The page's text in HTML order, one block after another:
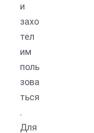
и
захо
тел
им
поль
зова
ться
.
Для